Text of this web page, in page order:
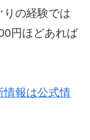
りの経験では
円ほどあれば
情報は公式情